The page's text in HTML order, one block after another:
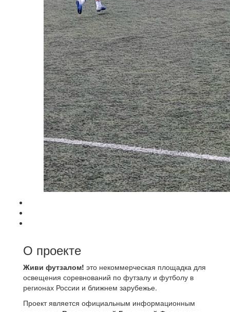
О проекте
Живи футзалом! это некоммерческая площадка для
освещения соревнований по футзалу и футболу в
регионах России и ближнем зарубежье.
Проект является официальным информационным